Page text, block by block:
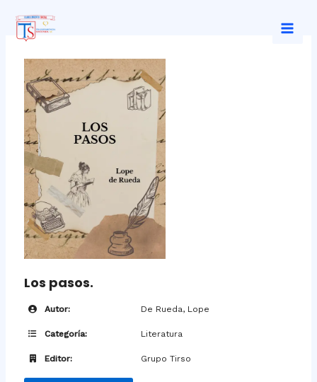
contenido
Los pasos.
Autor: De Rueda, Lope
Categoría: Literatura
Editor: Grupo Tirso